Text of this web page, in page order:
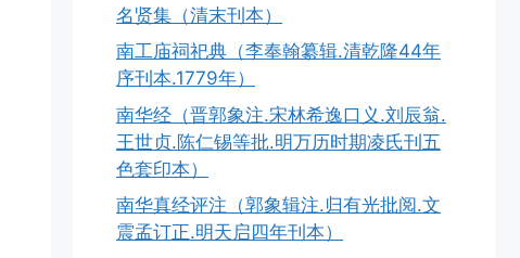
名贤集（清末刊本）
南工庙祠祀典（李奉翰纂辑.清乾隆44年
序刊本.1779年）
南华经（晋郭象注.宋林希逸口义.刘辰翁.
王世贞.陈仁锡等批.明万历时期凌氏刊五
色套印本）
南华真经评注（郭象辑注.归有光批阅.文
震孟订正.明天启四年刊本）